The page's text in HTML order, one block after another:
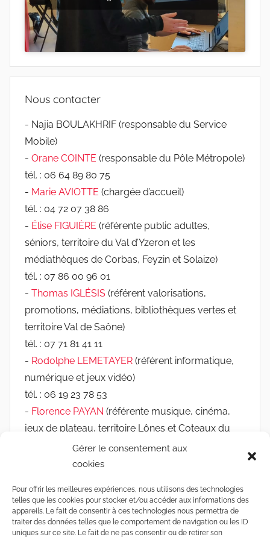
Gérer le consentement aux
cookies
Pour offrir les meilleures expériences, nous utilisons des technologies
telles que les cookies pour stocker et/ou accéder aux informations des
appareils. Le fait de consentir à ces technologies nous permettra de
traiter des données telles que le comportement de navigation ou les ID
uniques sur ce site. Le fait de ne pas consentir ou de retirer son
Nous contacter
- Najia BOULAKHRIF (responsable du Service
Mobile)
- Orane COINTE (responsable du Pôle Métropole)
tél. : 06 64 89 80 75
- Marie AVIOTTE (chargée d’accueil)
tél. : 04 72 07 38 86
- Élise FIGUIÈRE (référente public adultes,
séniors, territoire du Val d’Yzeron et les
médiathèques de Corbas, Feyzin et Solaize)
tél. : 07 86 00 96 01
- Thomas IGLÉSIS (référent valorisations,
promotions, médiations, bibliothèques vertes et
territoire Val de Saône)
tél. : 07 71 81 41 11
- Rodolphe LEMETAYER (référent informatique,
numérique et jeux vidéo)
tél. : 06 19 23 78 53
- Florence PAYAN (référente musique, cinéma,
jeux de plateau, territoire Lônes et Coteaux du
Rhône et les médiathèques de Chassieu, Jonage
-Camille REYMONDON(référente jeunesse,
accessibilité, réseau Rebond et Sathonay-Camp)
tél. : 06 12 77 19 14